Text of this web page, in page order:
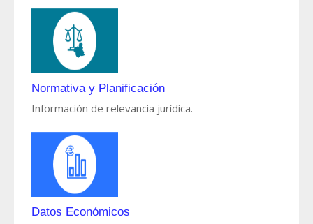
Normativa y Planificación
Información de relevancia jurídica.
Datos Económicos